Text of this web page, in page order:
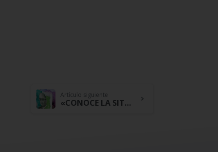
Artículo siguiente
«CONOCE LA SITUACIÓN DE LA ECONOMÍA COLOMBIANA» – Por: César Ospino Ariza – Gerente General Cootracerrejón